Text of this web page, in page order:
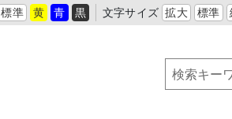
標準 黄 青 黒 文字サイズ 拡大 標準